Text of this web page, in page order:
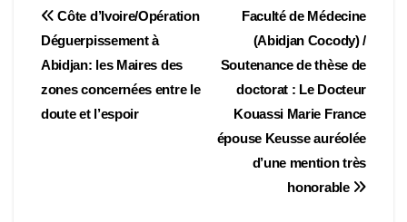
Navigation
de
l’article
Faculté de Médecine
(Abidjan Cocody) /
Soutenance de thèse de
doctorat : Le Docteur
Kouassi Marie France
épouse Keusse auréolée
d’une mention très
honorable
Côte d’Ivoire/Opération
Déguerpissement à
Abidjan: les Maires des
zones concernées entre le
doute et l’espoir